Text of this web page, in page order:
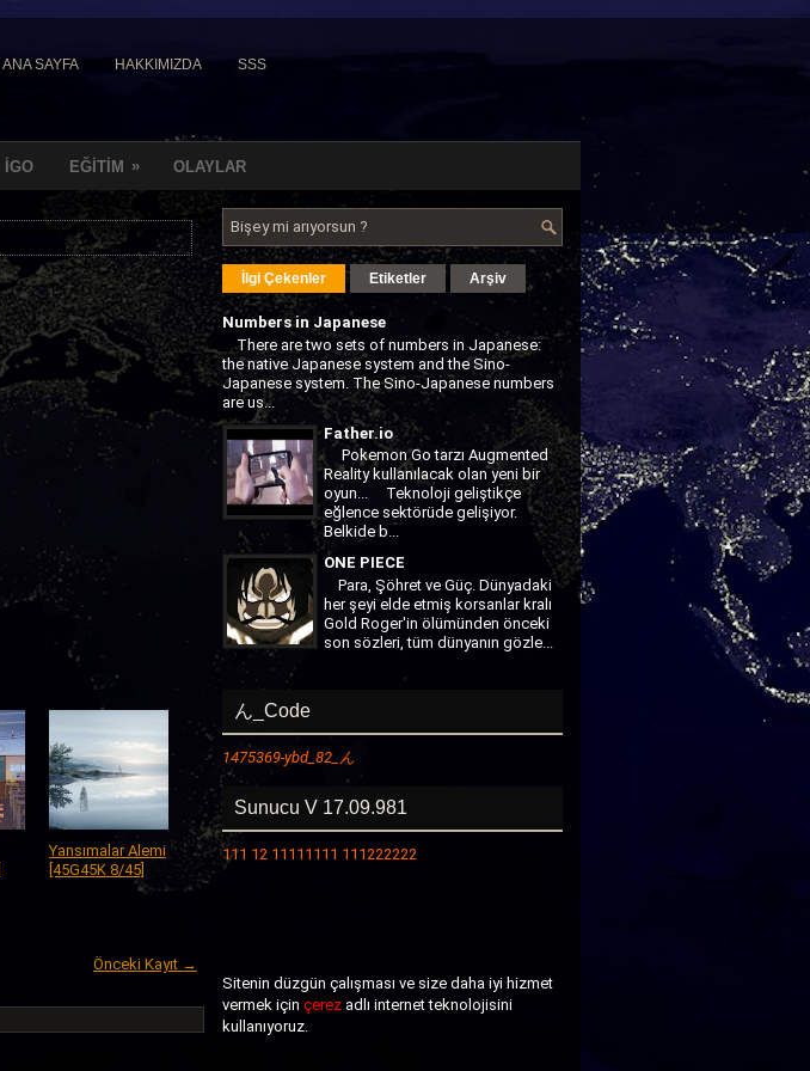
ANA SAYFA HAKKIMIZDA SSS
İGO EĞİTİM » OLAYLAR
Yansımalar Alemi
[45G45K 8/45]
Önceki Kayıt →
İlgi Çekenler Etiketler Arşiv
Numbers in Japanese
There are two sets of numbers in Japanese:
the native Japanese system and the Sino-
Japanese system. The Sino-Japanese numbers
are us...
Father.io
Pokemon Go tarzı Augmented
Reality kullanılacak olan yeni bir
oyun... Teknoloji geliştikçe
eğlence sektörüde gelişiyor.
Belkide b...
ONE PIECE
Para, Şöhret ve Güç. Dünyadaki
her şeyi elde etmiş korsanlar kralı
Gold Roger'in ölümünden önceki
son sözleri, tüm dünyanın gözle...
ん_Code
1475369-ybd_82_ん
Sunucu V 17.09.981
111 12 11111111 111222222
Sitenin düzgün çalışması ve size daha iyi hizmet
vermek için çerez adlı internet teknolojisini
kullanıyoruz.